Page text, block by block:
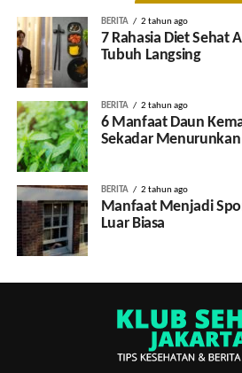
BERITA 2 tahun ago
7 Rahasia Diet Sehat
Tubuh Langsing
BERITA 2 tahun ago
6 Manfaat Daun
Sekadar Menurunkan
BERITA 2 tahun ago
Manfaat Menjadi
Luar Biasa